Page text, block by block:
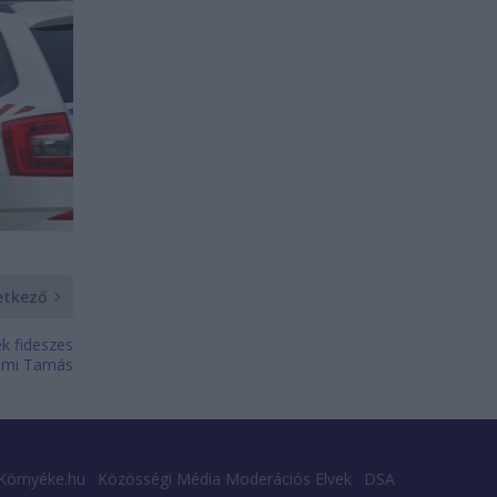
fideszes
Tamás
Közösségi Média Moderációs Elvek DSA